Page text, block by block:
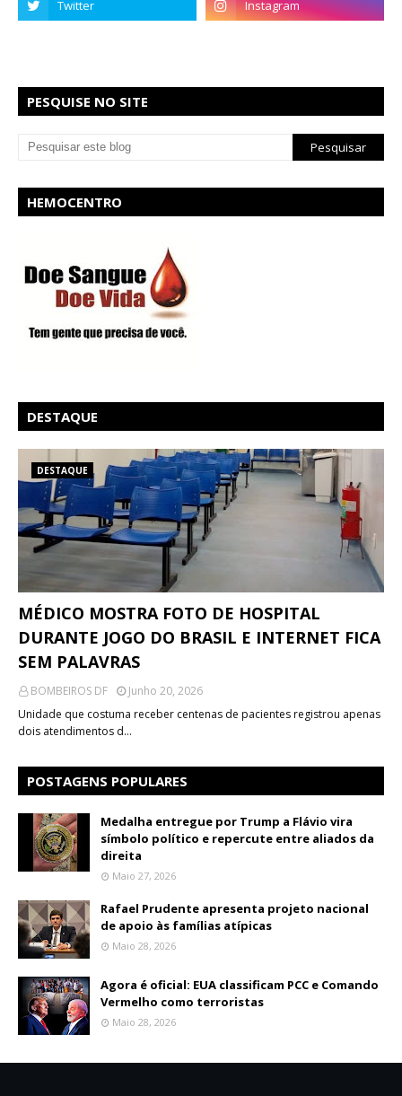
PESQUISE NO SITE
HEMOCENTRO
DESTAQUE
DESTAQUE
MÉDICO MOSTRA FOTO DE HOSPITAL
DURANTE JOGO DO BRASIL E INTERNET FICA
SEM PALAVRAS
BOMBEIROS DF
Junho 20, 2026
Unidade que costuma receber centenas de pacientes registrou apenas
dois atendimentos d…
POSTAGENS POPULARES
Medalha entregue por Trump a Flávio vira
símbolo político e repercute entre aliados da
direita
Maio 27, 2026
Rafael Prudente apresenta projeto nacional
de apoio às famílias atípicas
Maio 28, 2026
Agora é oficial: EUA classificam PCC e Comando
Vermelho como terroristas
Maio 28, 2026